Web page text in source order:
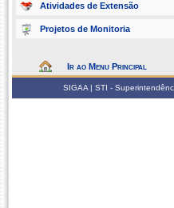
Atividades de Extensão
Projetos de Monitoria
Ir ao Menu Principal
SIGAA | STI -